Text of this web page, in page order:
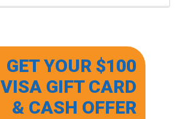
GET YOUR $100
VISA GIFT CARD
& CASH OFFER